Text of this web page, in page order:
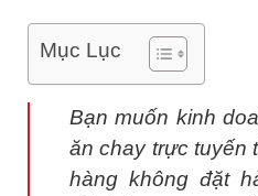
Mục Lục
Bạn muốn kinh
ăn chay trực tuyến
hàng không đặt